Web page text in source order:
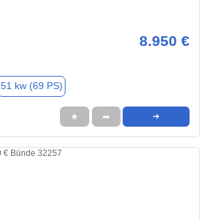
8.950 €
51 kw (69 PS)
★ ➦ ➜